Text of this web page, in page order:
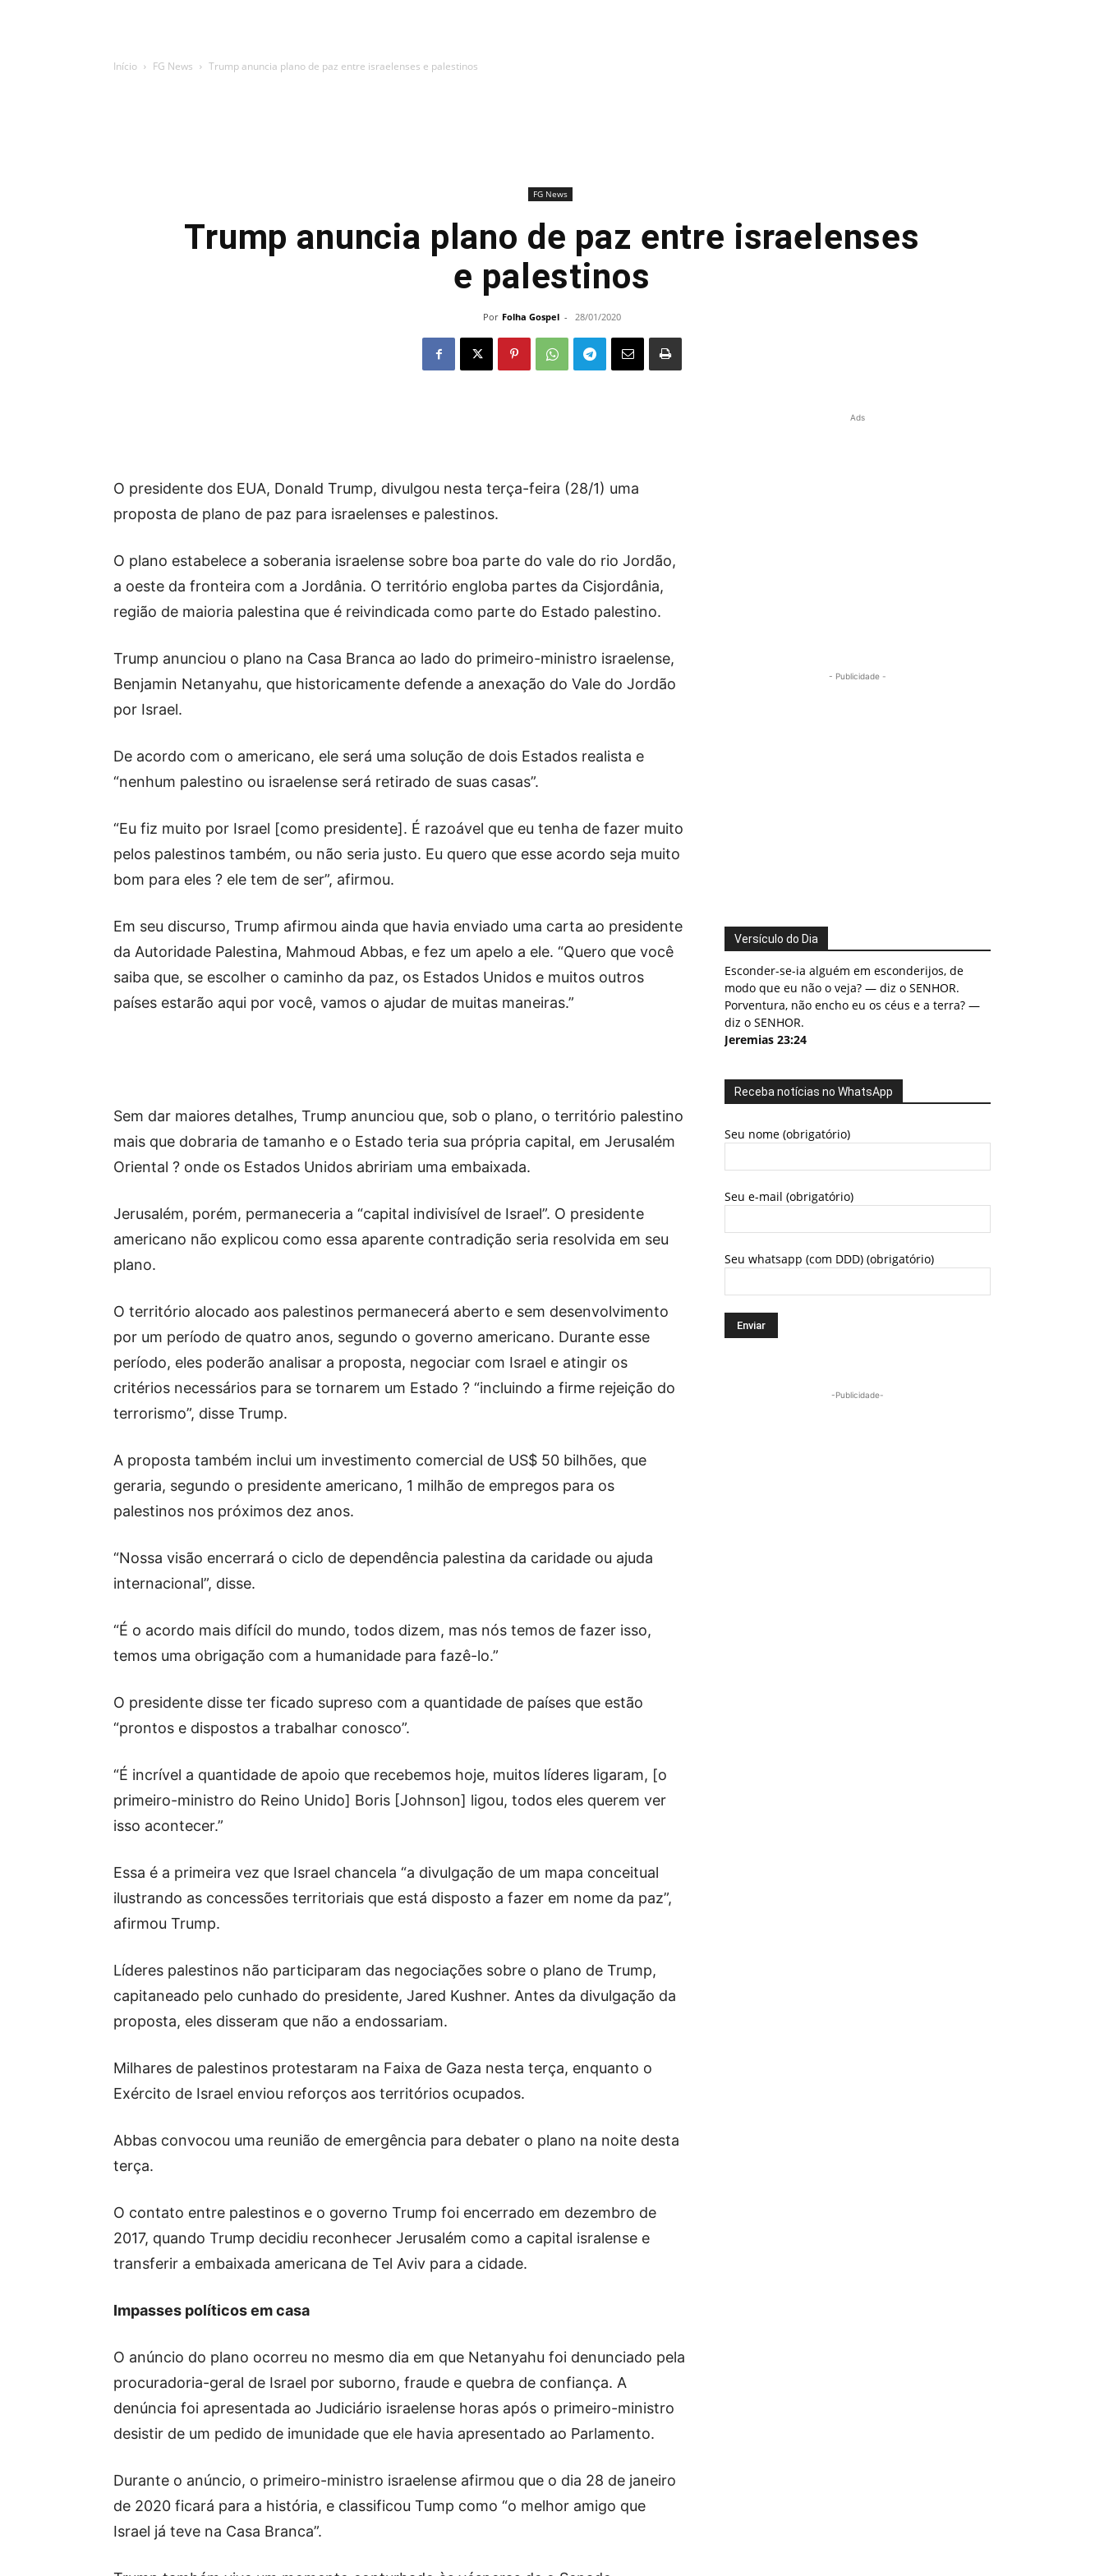
Início FG News Trump anuncia plano de paz entre israelenses e palestinos
FG News
Trump anuncia plano de paz entre israelenses
e palestinos
Por Folha Gospel - 28/01/2020
O presidente dos EUA, Donald Trump, divulgou nesta terça-feira (28/1) uma
proposta de plano de paz para israelenses e palestinos.
O plano estabelece a soberania israelense sobre boa parte do vale do rio Jordão,
a oeste da fronteira com a Jordânia. O território engloba partes da Cisjordânia,
região de maioria palestina que é reivindicada como parte do Estado palestino.
Trump anunciou o plano na Casa Branca ao lado do primeiro-ministro israelense,
Benjamin Netanyahu, que historicamente defende a anexação do Vale do Jordão
por Israel.
De acordo com o americano, ele será uma solução de dois Estados realista e
“nenhum palestino ou israelense será retirado de suas casas”.
“Eu fiz muito por Israel [como presidente]. É razoável que eu tenha de fazer muito
pelos palestinos também, ou não seria justo. Eu quero que esse acordo seja muito
bom para eles ? ele tem de ser”, afirmou.
Em seu discurso, Trump afirmou ainda que havia enviado uma carta ao presidente
da Autoridade Palestina, Mahmoud Abbas, e fez um apelo a ele. “Quero que você
saiba que, se escolher o caminho da paz, os Estados Unidos e muitos outros
países estarão aqui por você, vamos o ajudar de muitas maneiras.”
Sem dar maiores detalhes, Trump anunciou que, sob o plano, o território palestino
mais que dobraria de tamanho e o Estado teria sua própria capital, em Jerusalém
Oriental ? onde os Estados Unidos abririam uma embaixada.
Jerusalém, porém, permaneceria a “capital indivisível de Israel”. O presidente
americano não explicou como essa aparente contradição seria resolvida em seu
plano.
O território alocado aos palestinos permanecerá aberto e sem desenvolvimento
por um período de quatro anos, segundo o governo americano. Durante esse
período, eles poderão analisar a proposta, negociar com Israel e atingir os
critérios necessários para se tornarem um Estado ? “incluindo a firme rejeição do
terrorismo”, disse Trump.
A proposta também inclui um investimento comercial de US$ 50 bilhões, que
geraria, segundo o presidente americano, 1 milhão de empregos para os
palestinos nos próximos dez anos.
“Nossa visão encerrará o ciclo de dependência palestina da caridade ou ajuda
internacional”, disse.
“É o acordo mais difícil do mundo, todos dizem, mas nós temos de fazer isso,
temos uma obrigação com a humanidade para fazê-lo.”
O presidente disse ter ficado supreso com a quantidade de países que estão
“prontos e dispostos a trabalhar conosco”.
“É incrível a quantidade de apoio que recebemos hoje, muitos líderes ligaram, [o
primeiro-ministro do Reino Unido] Boris [Johnson] ligou, todos eles querem ver
isso acontecer.”
Essa é a primeira vez que Israel chancela “a divulgação de um mapa conceitual
ilustrando as concessões territoriais que está disposto a fazer em nome da paz”,
afirmou Trump.
Líderes palestinos não participaram das negociações sobre o plano de Trump,
capitaneado pelo cunhado do presidente, Jared Kushner. Antes da divulgação da
proposta, eles disseram que não a endossariam.
Milhares de palestinos protestaram na Faixa de Gaza nesta terça, enquanto o
Exército de Israel enviou reforços aos territórios ocupados.
Abbas convocou uma reunião de emergência para debater o plano na noite desta
terça.
O contato entre palestinos e o governo Trump foi encerrado em dezembro de
2017, quando Trump decidiu reconhecer Jerusalém como a capital isralense e
transferir a embaixada americana de Tel Aviv para a cidade.
Impasses políticos em casa
O anúncio do plano ocorreu no mesmo dia em que Netanyahu foi denunciado pela
procuradoria-geral de Israel por suborno, fraude e quebra de confiança. A
denúncia foi apresentada ao Judiciário israelense horas após o primeiro-ministro
desistir de um pedido de imunidade que ele havia apresentado ao Parlamento.
Durante o anúncio, o primeiro-ministro israelense afirmou que o dia 28 de janeiro
de 2020 ficará para a história, e classificou Tump como “o melhor amigo que
Israel já teve na Casa Branca”.
Ads
- Publicidade -
Versículo do Dia
Esconder-se-ia alguém em esconderijos, de
modo que eu não o veja? — diz o SENHOR.
Porventura, não encho eu os céus e a terra? —
diz o SENHOR.
Jeremias 23:24
Receba notícias no WhatsApp
Seu nome (obrigatório)
Seu e-mail (obrigatório)
Seu whatsapp (com DDD) (obrigatório)
-Publicidade-